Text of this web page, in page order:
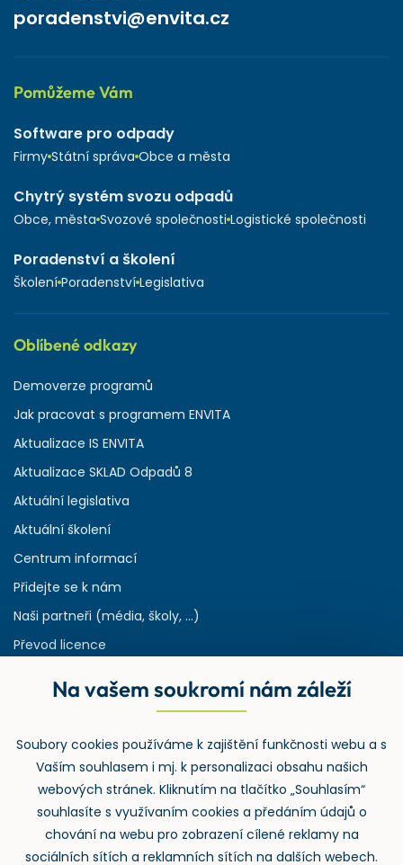
poradenstvi@envita.cz
Pomůžeme Vám
Software pro odpady
Firmy Státní správa Obce a města
Chytrý systém svozu odpadů
Obce, města Svozové společnosti Logistické společnosti
Poradenství a školení
Školení Poradenství Legislativa
Oblíbené odkazy
Demoverze programů
Jak pracovat s programem ENVITA
Aktualizace IS ENVITA
Aktualizace SKLAD Odpadů 8
Aktuální legislativa
Aktuální školení
Centrum informací
Přidejte se k nám
Naši partneři (média, školy, ...)
Převod licence
Rejstřík používaných zkratek v odpadech
Zpětný odběr
Na vašem soukromí nám záleží
Soubory cookies používáme k zajištění funkčnosti webu a s
Vaším souhlasem i mj. k personalizaci obsahu našich
webových stránek. Kliknutím na tlačítko „Souhlasím“
souhlasíte s využívaním cookies a předáním údajů o
chování na webu pro zobrazení cílené reklamy na
sociálních sítích a reklamních sítích na dalších webech.